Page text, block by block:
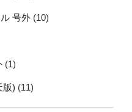
号外 (10)
(1)
版) (11)